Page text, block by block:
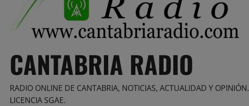
CANTABRIA RADIO
RADIO ONLINE DE CANTABRIA, NOTICIAS, ACTUALIDAD Y OPINIÓN.
LICENCIA SGAE.